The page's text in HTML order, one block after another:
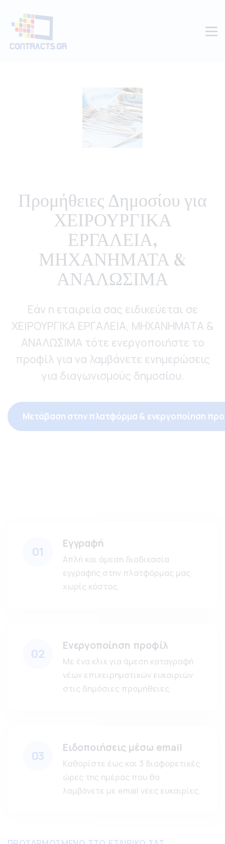
Προμήθειες Δημοσίου για
ΧΕΙΡΟΥΡΓΙΚΑ
ΕΡΓΑΛΕΙΑ,
ΜΗΧΑΝΗΜΑΤΑ &
ΑΝΑΛΩΣΙΜΑ
Εάν η εταιρεία σας ειδικεύεται σε
ΧΕΙΡΟΥΡΓΙΚΑ ΕΡΓΑΛΕΙΑ, ΜΗΧΑΝΗΜΑΤΑ &
ΑΝΑΛΩΣΙΜΑ τότε ενεργοποιήστε το
προφίλ για να λαμβάνετε ενημερώσεις
για διαγωνισμούς δημοσίου.
Μετάβαση στην πλατφόρμα & ενεργοποίηση
01
Εγγραφή
Απλή και άμεση διαδικασία
εγγραφής στην πλατφόρμας μας
χωρίς κόστος.
02
Ενεργοποίηση προφίλ
Με ένα κλικ για άμεση καταγραφή
νέων επιχειρηματικών ευκαιριών
στις δημόσιες προμήθειες.
03
Ειδοποιήσεις μέσω email
Καθορίστε έως και 3 διαφορετικές
ώρες της ημέρας που θα
λαμβάνετε με email νέες ευκαιρίες.